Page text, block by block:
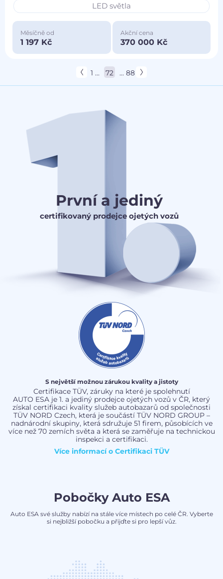
LED světla
Měsíčně od
1 197 Kč
Akční cena
370 000 Kč
1 ... 72 ... 88
První a jediný
certifikovaný prodejce ojetých vozů
S největší možnou zárukou kvality a jistoty
Certifikace TÜV, záruky na které je spolehnutí
AUTO ESA je 1. a jediný prodejce ojetých vozů v ČR, který
získal certifikaci kvality služeb autobazarů od společnosti
TÜV NORD Czech, která je součástí TÜV NORD GROUP –
nadnárodní skupiny, která sdružuje 51 firem, působících ve
více než 70 zemích světa a která se zaměřuje na technickou
inspekci a certifikaci.
Více informací o Certifikaci TÜV
Pobočky Auto ESA
Auto ESA své služby nabízí na stále více místech po celé ČR. Vyberte
si nejbližší pobočku a přijďte si pro lepší vůz.